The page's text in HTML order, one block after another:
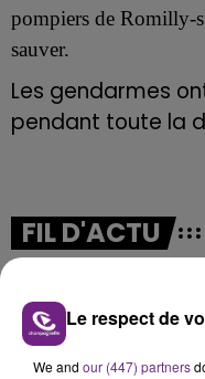
pompiers de Romilly-
sauver.
Les gendarmes
pendant toute la
FIL D'ACTU
Le respect de
We and our (447) partners